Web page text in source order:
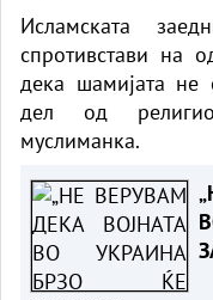
Исламската
спротивстави на
дека шамијата не
дел од
муслиманка.